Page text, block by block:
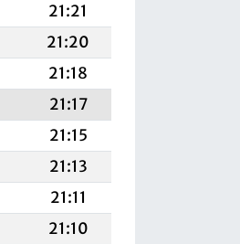
21:21
21:20
21:18
21:17
21:15
21:13
21:11
21:10